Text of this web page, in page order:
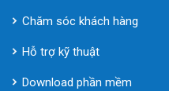
Chăm sóc khách hàng
Hỗ trợ kỹ thuật
Download phần mềm